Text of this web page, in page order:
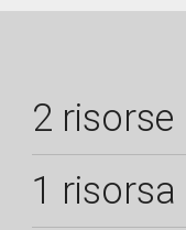
2 risorse
1 risorsa